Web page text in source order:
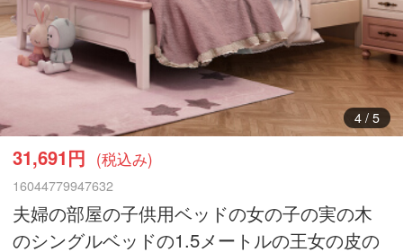
4/ 5
31,691円 (税込み)
16044779947632
夫婦の部屋の子供用ベッドの女の子の実の木
のシングルベッドの1.5メートルの王女の皮の